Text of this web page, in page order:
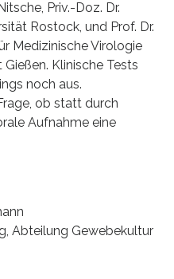
Priv.-Doz. Dr.
Rostock, und Prof. Dr.
Medizinische Virologie
Klinische Tests
noch aus.
ob statt durch
Aufnahme eine
Abteilung Gewebekultur